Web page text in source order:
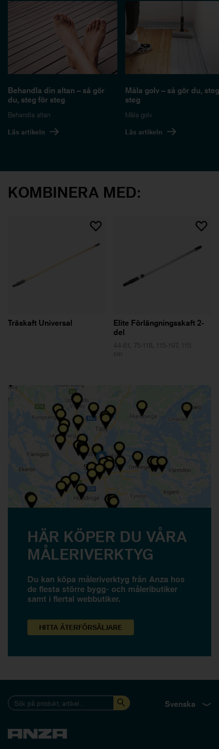
Behandla din altan – så gör
du, steg för steg
Behandla altan
Läs artikeln
Måla golv – så gör du,
steg
Måla golv
Läs artikeln
KOMBINERA MED:
Träskaft Universal
Elite Förlängningsskaft 2-
del
44-61, 75-118, 115-197, 115
cm
HÄR KÖPER DU VÅRA
MÅLERIVERKTYG
Du kan köpa måleriverktyg från Anza hos
de flesta större bygg- och måleributiker
samt i flertal webbutiker.
HITTA ÅTERFÖRSÄLJARE
Svenska